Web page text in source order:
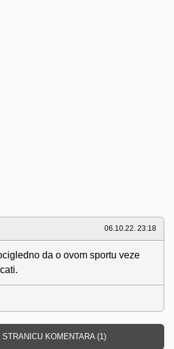
06.10.22. 23:18
da o ovom sportu veze
STRANICU KOMENTARA (1)